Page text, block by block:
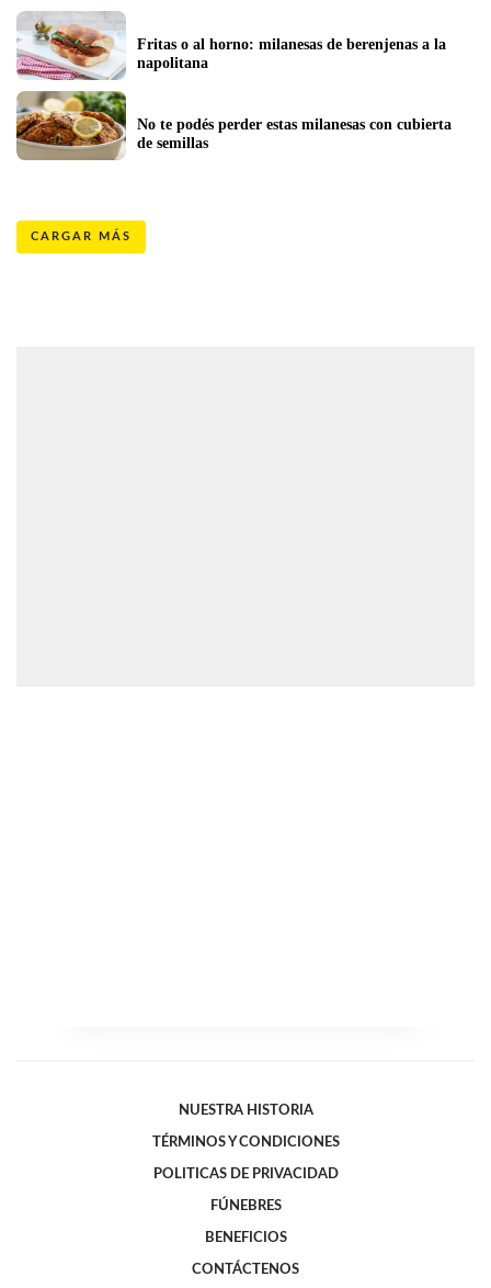
Fritas o al horno: milanesas de berenjenas a la
napolitana
No te podés perder estas milanesas con cubierta
de semillas
CARGAR MÁS
NUESTRA HISTORIA
TÉRMINOS Y CONDICIONES
POLITICAS DE PRIVACIDAD
FÚNEBRES
BENEFICIOS
CONTÁCTENOS